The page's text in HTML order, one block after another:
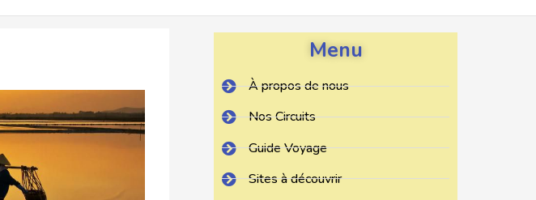
Menu
À propos de nous
Nos Circuits
Guide Voyage
Sites à découvrir